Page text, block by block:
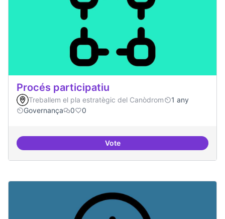
Procés participatiu
Treballem el pla estratègic del Canòdrom
1 any
Governança
0 0
VoteProcés participatiu